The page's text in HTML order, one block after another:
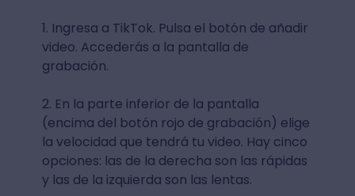
1. Ingresa a TikTok. Pulsa el botón de añadir
video. Accederás a la pantalla de
grabación.
2. En la parte inferior de la pantalla
(encima del botón rojo de grabación) elige
la velocidad que tendrá tu video. Hay cinco
opciones: las de la derecha son las rápidas
y las de la izquierda son las lentas.